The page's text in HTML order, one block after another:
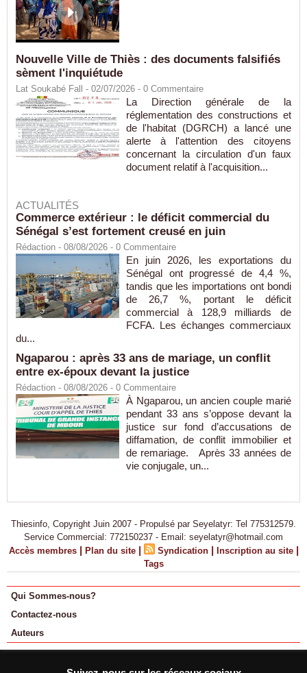
Nouvelle Ville de Thiès : des documents falsifiés
sèment l'inquiétude
Lat Soukabé Fall - 02/07/2026 - 0 Commentaire
La Direction générale de la
réglementation des constructions et
de l'habitat (DGRCH) a lancé une
alerte à l'attention des citoyens
concernant la circulation d'un faux
document relatif à l'acquisition...
ACTUALITÉS
Commerce extérieur : le déficit commercial du
Sénégal s’est fortement creusé en juin
Rédaction - 08/08/2026 - 0 Commentaire
En juin 2026, les exportations du
Sénégal ont progressé de 4,4 %,
tandis que les importations ont bondi
de 26,7 %, portant le déficit
commercial à 128,9 milliards de
FCFA. Les échanges commerciaux
du...
Ngaparou : après 33 ans de mariage, un conflit
entre ex-époux devant la justice
Rédaction - 08/08/2026 - 0 Commentaire
À Ngaparou, un ancien couple marié
pendant 33 ans s’oppose devant la
justice sur fond d’accusations de
diffamation, de conflit immobilier et
de remariage. Après 33 années de
vie conjugale, un...
Thiesinfo, Copyright Juin 2007 - Propulsé par Seyelatyr: Tel 775312579.
Service Commercial: 772150237 - Email: seyelatyr@hotmail.com
Accès membres | Plan du site | Syndication | Inscription au site |
Tags
Qui Sommes-nous?
Contactez-nous
Auteurs